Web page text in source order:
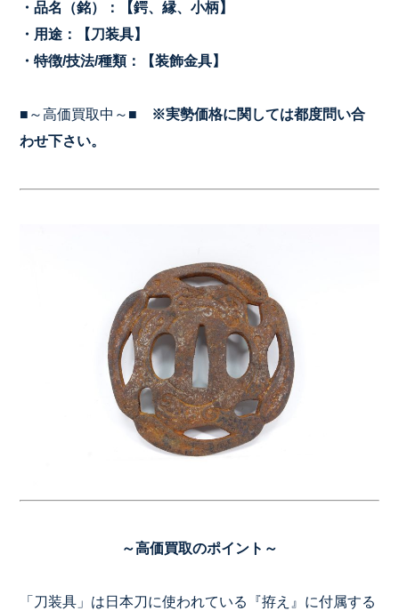
・品名（銘）：【鍔、縁、小柄】
・用途：【刀装具】
・特徴/技法/種類：【装飾金具】
■～高価買取中～■ ※実勢価格に関しては都度問い合
わせ下さい。
～高価買取のポイント～
「刀装具」は日本刀に使われている『拵え』に付属する